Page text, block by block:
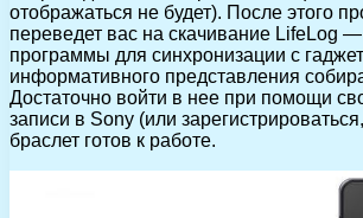
отображаться не будет). После этого
переведет вас на скачивание LifeLog
программы для синхронизации с
информативного представления
Достаточно войти в нее при помощи
записи в Sony (или
браслет готов к работе.